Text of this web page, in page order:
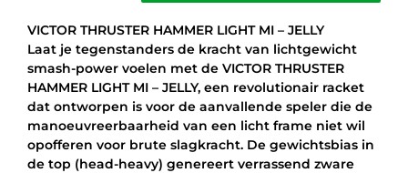
LIGHT
-
JELLY
aantal
VICTOR THRUSTER HAMMER LIGHT MI – JELLY
Laat je tegenstanders de kracht van lichtgewicht
smash-power voelen met de VICTOR THRUSTER
HAMMER LIGHT MI – JELLY, een revolutionair racket
dat ontworpen is voor de aanvallende speler die de
manoeuvreerbaarheid van een licht frame niet wil
opofferen voor brute slagkracht. De gewichtsbias in
de top (head-heavy) genereert verrassend zware